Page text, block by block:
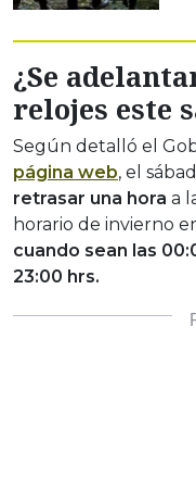
¿Se
relojes este
Según detalló el
página web, el
retrasar una hora a
horario de invierno
cuando sean las
23:00 hrs.